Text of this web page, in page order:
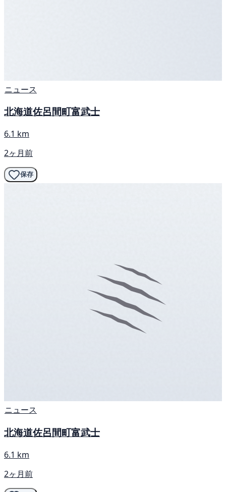
ニュース
北海道佐呂間町富武士
6.1 km
2ヶ月前
保存
ニュース
北海道佐呂間町富武士
6.1 km
2ヶ月前